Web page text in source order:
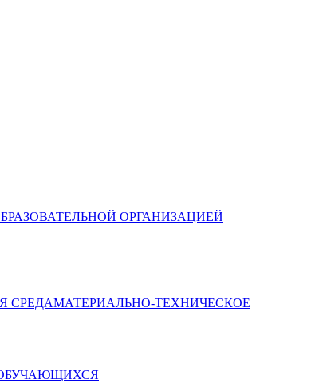
ОРГАНИЗАЦИЕЙ
МАТЕРИАЛЬНО-ТЕХНИЧЕСКОЕ